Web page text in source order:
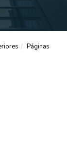
Páginas